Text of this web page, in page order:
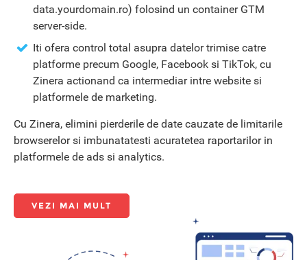
data.yourdomain.ro) folosind un container GTM
server-side.
Iti ofera control total asupra datelor trimise catre
platforme precum Google, Facebook si TikTok, cu
Zinera actionand ca intermediar intre website si
platformele de marketing.
Cu Zinera, elimini pierderile de date cauzate de limitarile
browserelor si imbunatatesti acuratetea raportarilor in
platformele de ads si analytics.
VEZI MAI MULT